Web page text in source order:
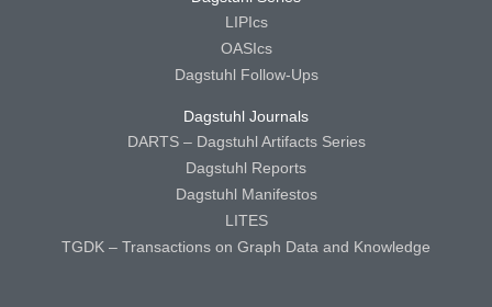
LIPIcs
OASIcs
Dagstuhl Follow-Ups
Dagstuhl Journals
DARTS – Dagstuhl Artifacts Series
Dagstuhl Reports
Dagstuhl Manifestos
LITES
TGDK – Transactions on Graph Data and Knowledge